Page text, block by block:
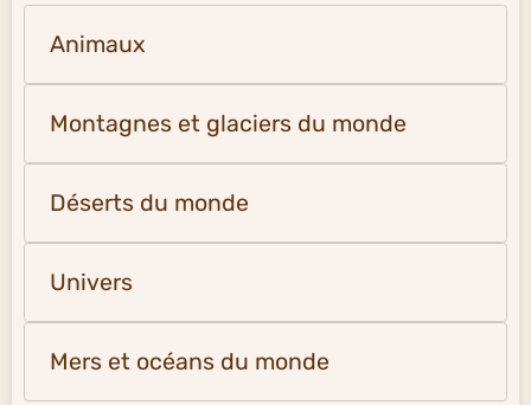
Animaux
Montagnes et glaciers du monde
Déserts du monde
Univers
Mers et océans du monde